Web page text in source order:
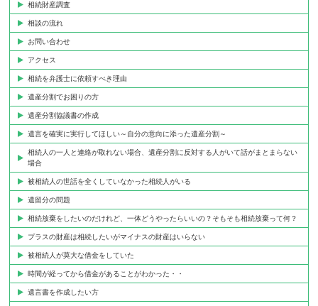
相続財産調査
相談の流れ
お問い合わせ
アクセス
相続を弁護士に依頼すべき理由
遺産分割でお困りの方
遺産分割協議書の作成
遺言を確実に実行してほしい～自分の意向に添った遺産分割～
相続人の一人と連絡が取れない場合、遺産分割に反対する人がいて話がまとまらない
場合
被相続人の世話を全くしていなかった相続人がいる
遺留分の問題
相続放棄をしたいのだけれど、一体どうやったらいいの？そもそも相続放棄って何？
プラスの財産は相続したいがマイナスの財産はいらない
被相続人が莫大な借金をしていた
時間が経ってから借金があることがわかった・・
遺言書を作成したい方